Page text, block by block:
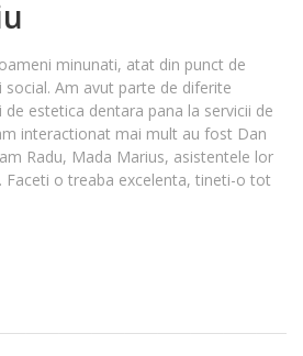
minunati, atat din punct de
Am avut parte de diferite
estetica dentara pana la servicii de
interactionat mai mult au fost Dan
Radu, Mada Marius, asistentele lor
Faceti o treaba excelenta, tineti-o tot